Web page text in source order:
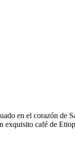
en el corazón de
exquisito café de